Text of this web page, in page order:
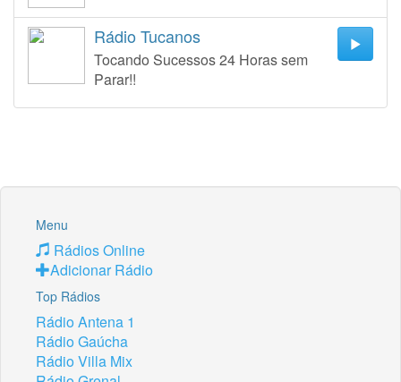
Rádio Tucanos
Tocando Sucessos 24 Horas sem
Parar!!
Menu
Rádios Online
Adicionar Rádio
Top Rádios
Rádio Antena 1
Rádio Gaúcha
Rádio Villa Mix